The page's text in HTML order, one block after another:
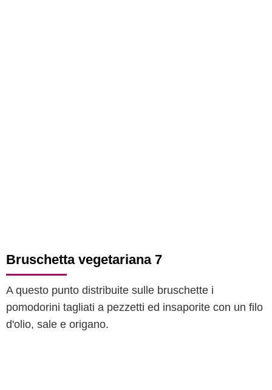
Bruschetta vegetariana 7
A questo punto distribuite sulle bruschette i
pomodorini tagliati a pezzetti ed insaporite con un filo
d'olio, sale e origano.